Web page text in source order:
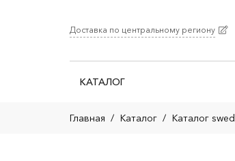
Доставка по центральному региону
КАТАЛОГ
Главная / Каталог / Каталог swed